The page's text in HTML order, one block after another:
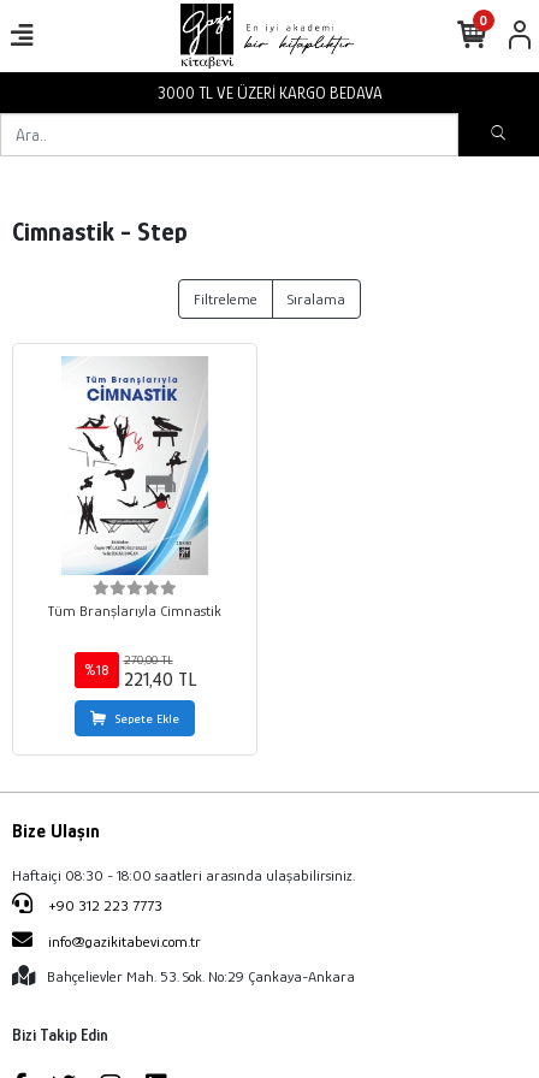
3000 TL VE ÜZERİ KARGO BEDAVA
0
Cimnastik - Step
Filtreleme Sıralama
Tüm Branşlarıyla Cimnastik
%18
270,00 TL
221,40 TL
Sepete Ekle
Bize Ulaşın
Haftaiçi 08:30 - 18:00 saatleri arasında ulaşabilirsiniz.
+90 312 223 7773
info@gazikitabevi.com.tr
Bahçelievler Mah. 53. Sok. No:29 Çankaya-Ankara
Bizi Takip Edin